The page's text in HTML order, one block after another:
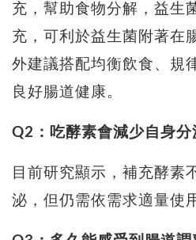
充，幫助食物分解，益生
充，可利於益生菌附著在
外建議搭配均衡飲食、規
良好腸道健康。
Q2：吃酵素會減少自身分
目前研究顯示，補充酵素
泌，但仍需依需求適量使